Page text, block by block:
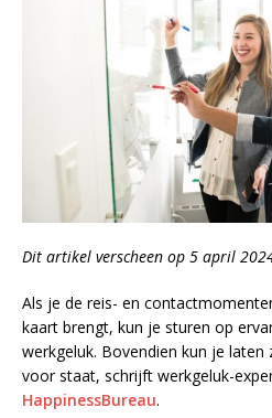
Dit artikel verscheen op 5 april
Als je de reis- en
kaart brengt, kun je sturen op
werkgeluk. Bovendien kun je
voor staat, schrijft werkgeluk-
HappinessBureau.